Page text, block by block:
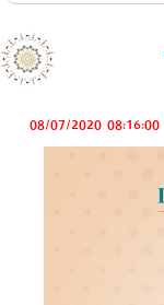
08/07/2020 08:16:00